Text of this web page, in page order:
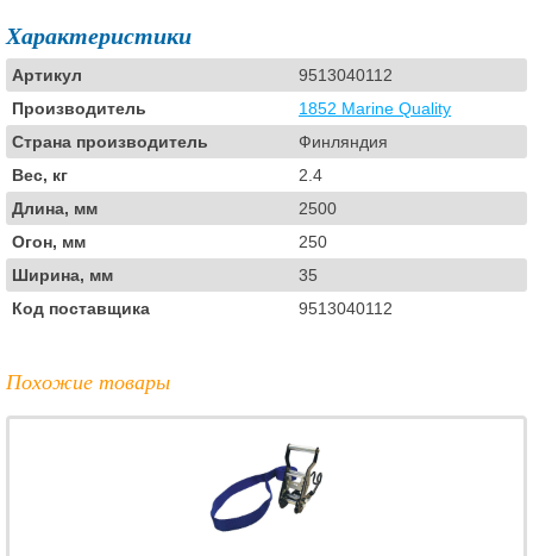
Характеристики
Артикул
9513040112
Производитель
1852 Marine Quality
Страна производитель
Финляндия
Вес, кг
2.4
Длина, мм
2500
Огон, мм
250
Ширина, мм
35
Код поставщика
9513040112
Похожие товары